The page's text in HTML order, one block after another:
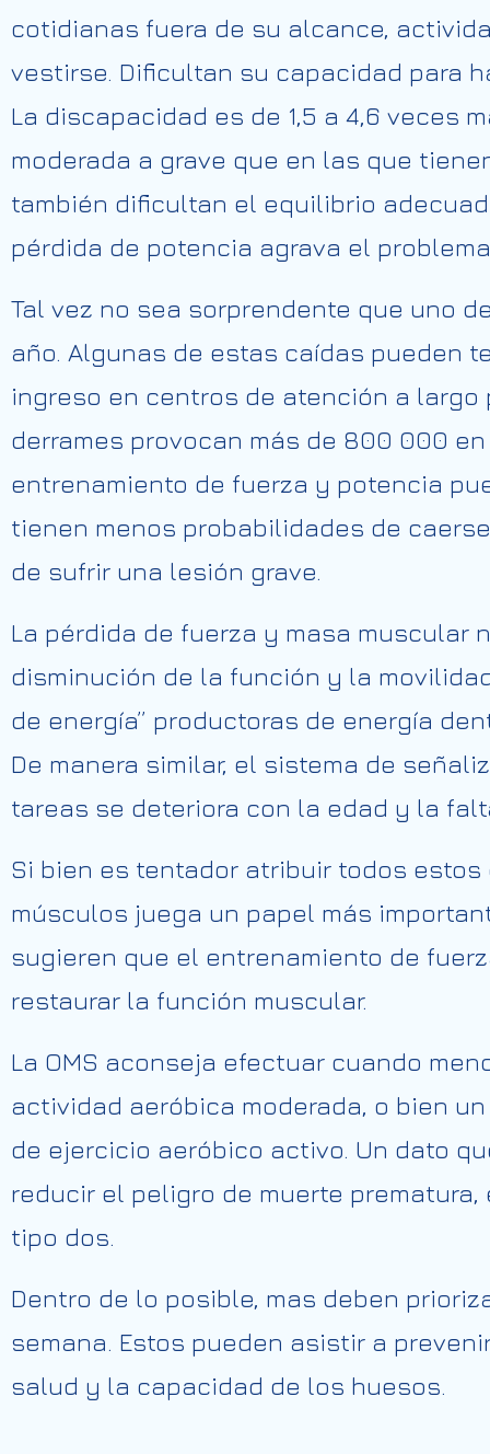
cotidianas fuera de su alcance,
vestirse. Dificultan su capacidad para
La discapacidad es de 1,5 a 4,6 veces
moderada a grave que en las que
también dificultan el equilibrio
pérdida de potencia agrava el
Tal vez no sea sorprendente que uno
año. Algunas de estas caídas pueden
ingreso en centros de atención a
derrames provocan más de 800 000
entrenamiento de fuerza y ​​potencia
tienen menos probabilidades de
de sufrir una lesión grave.
La pérdida de fuerza y ​​masa
disminución de la función y la
de energía” productoras de energía
De manera similar, el sistema de
tareas se deteriora con la edad y la
Si bien es tentador atribuir todos
músculos juega un papel más
sugieren que el entrenamiento de
restaurar la función muscular.
La OMS aconseja efectuar cuando
actividad aeróbica moderada, o bien
de ejercicio aeróbico activo. Un dato
reducir el peligro de muerte
tipo dos.
Dentro de lo posible, mas deben
semana. Estos pueden asistir a
salud y la capacidad de los huesos.